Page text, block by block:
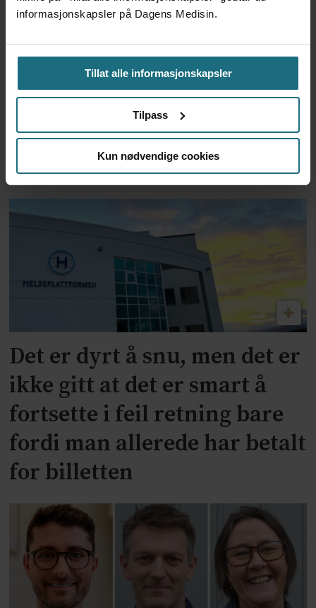
informasjonskapsler på Dagens Medisin.
Tillat alle informasjonskapsler
Tilpass
Kun nødvendige cookies
Basso lover at arbeidet skal
gi resultater – men maner til
tålmodighet
Det er dyrt å snu, men det er
ikke gitt at det er smart å
fortsette i feil retning bare
fordi man allerede har betalt
for billetten